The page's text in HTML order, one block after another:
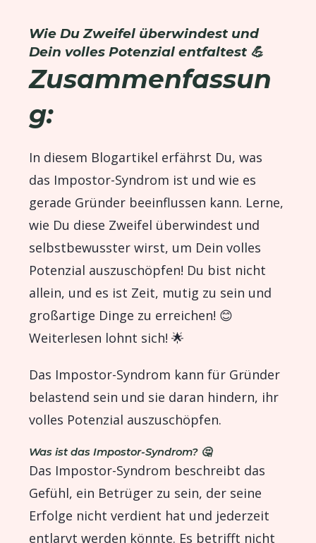
Wie Du Zweifel überwindest und
Dein volles Potenzial entfaltest 💪
Zusammenfassun
g:
In diesem Blogartikel erfährst Du, was
das Impostor-Syndrom ist und wie es
gerade Gründer beeinflussen kann. Lerne,
wie Du diese Zweifel überwindest und
selbstbewusster wirst, um Dein volles
Potenzial auszuschöpfen! Du bist nicht
allein, und es ist Zeit, mutig zu sein und
großartige Dinge zu erreichen! 😊
Weiterlesen lohnt sich! 🌟
Das Impostor-Syndrom kann für Gründer
belastend sein und sie daran hindern, ihr
volles Potenzial auszuschöpfen.
Was ist das Impostor-Syndrom? 🤔
Das Impostor-Syndrom beschreibt das
Gefühl, ein Betrüger zu sein, der seine
Erfolge nicht verdient hat und jederzeit
entlarvt werden könnte. Es betrifft nicht